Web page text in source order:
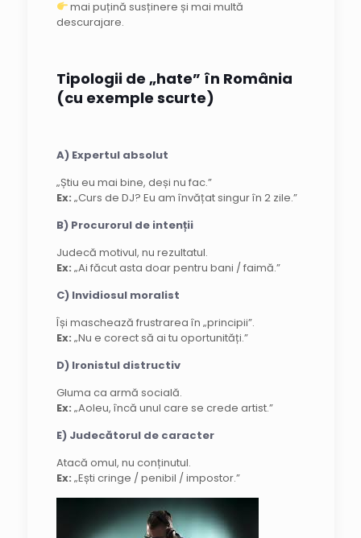
mai puțină susținere și mai multă
descurajare.
Tipologii de „hate” în România
(cu exemple scurte)
A) Expertul absolut
„Știu eu mai bine, deși nu fac.”
Ex: „Curs de DJ? Eu am învățat singur în 2 zile.”
B) Procurorul de intenții
Judecă motivul, nu rezultatul.
Ex: „Ai făcut asta doar pentru bani / faimă.”
C) Invidiosul moralist
Își maschează frustrarea în „principii”.
Ex: „Nu e corect să ai tu oportunități.”
D) Ironistul distructiv
Gluma ca armă socială.
Ex: „Aoleu, încă unul care se crede artist.”
E) Judecătorul de caracter
Atacă omul, nu conținutul.
Ex: „Ești cringe / penibil / impostor.”